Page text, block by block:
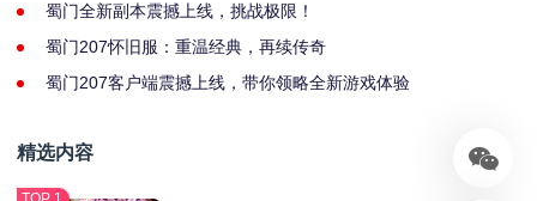
蜀门全新副本震撼上线，挑战极限！
蜀门207怀旧服：重温经典，再续传奇
蜀门207客户端震撼上线，带你领略全新游戏体验
精选内容